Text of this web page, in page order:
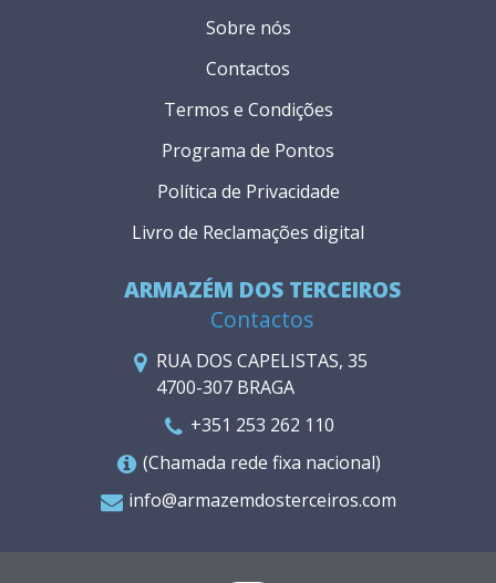
ARMAZÉM DOS TERCEIROS
Contactos
RUA DOS CAPELISTAS, 35
4700-307 BRAGA
+351 253 262 110
(Chamada rede fixa nacional)
info@armazemdosterceiros.com
Sobre nós
Contactos
Termos e Condições
Programa de Pontos
Política de Privacidade
Livro de Reclamações digital